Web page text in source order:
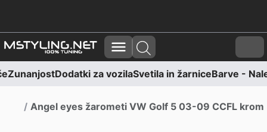
Cart
ZunanjostDodatki za vozilaSvetila in žarniceBarve -
Domov
Angel eyes žarometi VW Golf 5 03-09 CCFL krom